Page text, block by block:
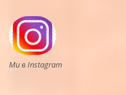
Ми в Instagram